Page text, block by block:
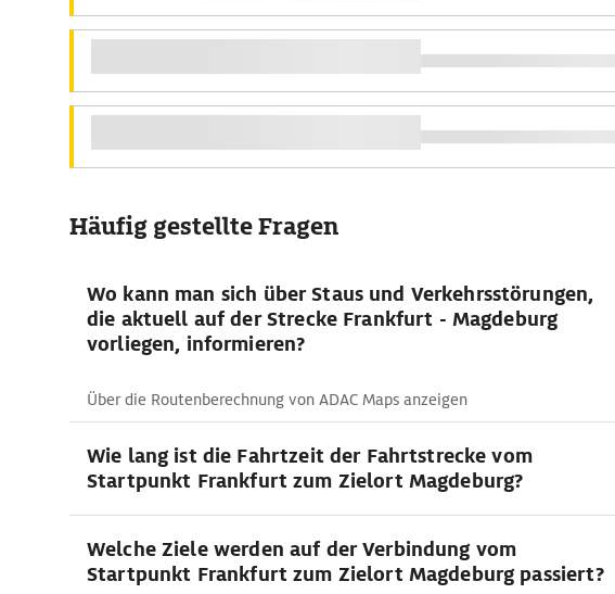
Häufig gestellte Fragen
Wo kann man sich über Staus und Verkehrsstörungen,
die aktuell auf der Strecke Frankfurt - Magdeburg
vorliegen, informieren?
Über die Routenberechnung von ADAC Maps anzeigen
Wie lang ist die Fahrtzeit der Fahrtstrecke vom
Startpunkt Frankfurt zum Zielort Magdeburg?
Welche Ziele werden auf der Verbindung vom
Startpunkt Frankfurt zum Zielort Magdeburg passiert?